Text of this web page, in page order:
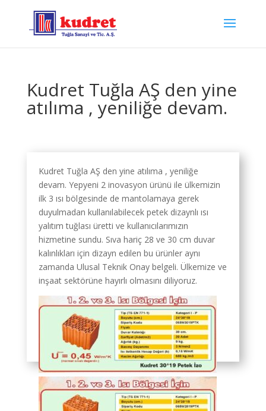
Kudret Tuğla AŞ den yine
atılıma , yeniliğe devam.
Kudret Tuğla AŞ den yine atılıma , yeniliğe
devam. Yepyeni 2 inovasyon ürünü ile ülkemizin
ilk 3 ısı bölgesinde de mantolamaya gerek
duyulmadan kullanılabilecek petek dizaynlı ısı
yalıtım tuğlası üretti ve kullanıcılarımızın
hizmetine sundu. Sıva hariç 28 ve 30 cm duvar
kalınlıkları için dizayn edilen bu ürünler aynı
zamanda Ulusal Teknik Onay belgeli. Ülkemize ve
inşaat sektörüne hayırlı olmasını diliyoruz.